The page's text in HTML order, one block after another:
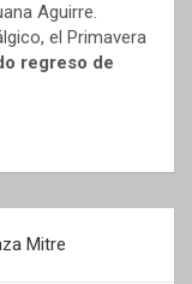
Aguirre.
el Primavera
regreso de
Mitre